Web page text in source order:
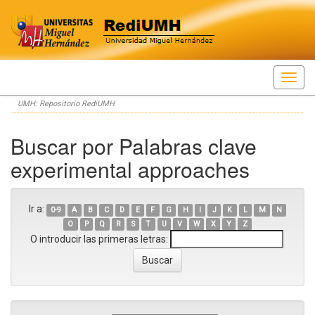
Skip
navigation
UMH: Repositorio RediUMH
Buscar por Palabras clave
experimental approaches
Ir a: 0-9 A B C D E F G H I J K L M
N
O
P Q R S T U V W X Y Z
O introducir las primeras letras: